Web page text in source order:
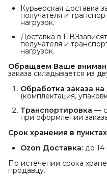
Курьерская доставка
получателя и
нагрузок.
Доставка в
получателя и
нагрузок.
Обращаем Ваше
заказа складывается из
Обработка заказа на
(комплектация,
Транспортировка —
при оформлении
Срок хранения в
Ozon Доставка: до 14
По истечении срока
продавцу.